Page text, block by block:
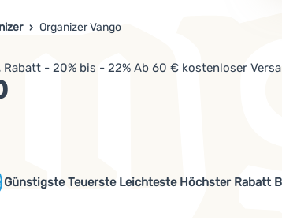
Organizer Vango
Rabatt - 20% bis - 22% Ab 60 € kostenloser
Günstigste Teuerste Leichteste Höchster Rabatt